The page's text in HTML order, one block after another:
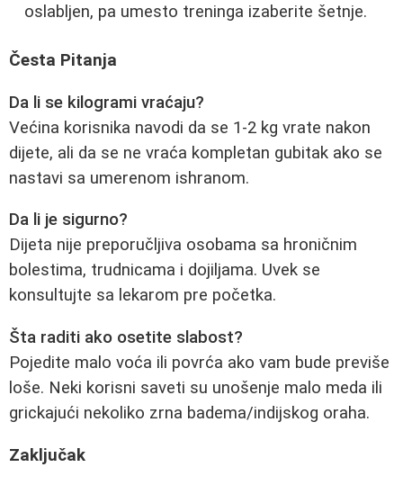
oslabljen, pa umesto treninga izaberite šetnje.
Česta Pitanja
Da li se kilogrami vraćaju?
Većina korisnika navodi da se 1-2 kg vrate nakon
dijete, ali da se ne vraća kompletan gubitak ako se
nastavi sa umerenom ishranom.
Da li je sigurno?
Dijeta nije preporučljiva osobama sa hroničnim
bolestima, trudnicama i dojiljama. Uvek se
konsultujte sa lekarom pre početka.
Šta raditi ako osetite slabost?
Pojedite malo voća ili povrća ako vam bude previše
loše. Neki korisni saveti su unošenje malo meda ili
grickajući nekoliko zrna badema/indijskog oraha.
Zaključak